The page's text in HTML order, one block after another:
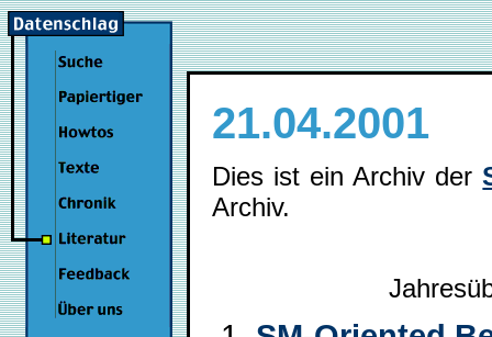
21.04.2001
Dies ist ein Archiv der
Archiv.